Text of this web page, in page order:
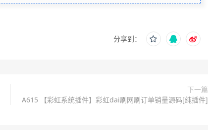
分享到：
下一篇
A615 【彩虹系统插件】彩虹dai刷网刷订单销量源码[纯插件]